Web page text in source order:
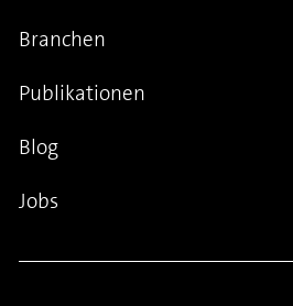
Branchen
Publikationen
Blog
Jobs